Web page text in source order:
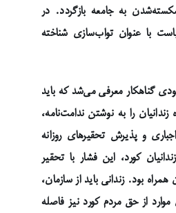
به جامعه بازگردد. در
با عنوان تواب‌سازی شناخته
گناهکار معرفی می‌شد که باید
را به نوشتن ندامت‌نامه،
و پذیرش تحقیرهای روزانه
کورد، این فشار با تحقیر
بود. زندانی باید از سازمان،
موارد از حق مردم کورد نیز فاصله